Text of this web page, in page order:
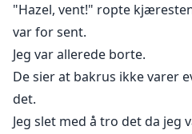
"Hazel, vent!" ropte
var for sent.
Jeg var allerede borte.
De sier at bakrus ikke varer
det.
Jeg slet med å tro det da jeg